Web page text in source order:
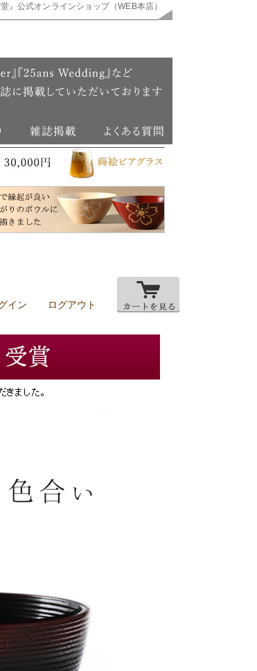
』公式オンラインショップ（WEB本店）
イン ログアウト